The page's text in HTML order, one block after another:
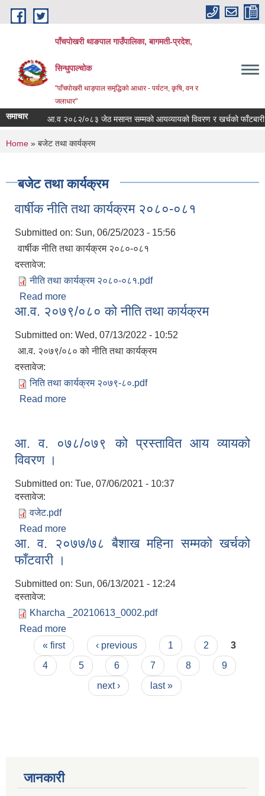
Skip to main content
पाँचपोखरी थाङपाल गाउँपालिका, बागमती-प्रदेश,
सिन्धुपाल्चोक
"पाँचपोखरी थाङ्पाल समृद्धिको आधार - पर्यटन, कृषि, वन र
जलाधार"
समाचार आ.व २०८२/०८३ जेठ मसान्त सम्मको आयव्यायको विवरण र खर्चको फाँटबारी ।
You are here
Home » बजेट तथा कार्यक्रम
बजेट तथा कार्यक्रम
वार्षीक नीति तथा कार्यक्रम २०८०-०८१
Submitted on: Sun, 06/25/2023 - 15:56
वार्षीक नीति तथा कार्यक्रम २०८०-०८१
दस्तावेज:
नीति तथा कार्यक्रम २०८०-०८१.pdf
Read more
आ.व. २०७९/०८० को नीति तथा कार्यक्रम
Submitted on: Wed, 07/13/2022 - 10:52
आ.व. २०७९/०८० को नीति तथा कार्यक्रम
दस्तावेज:
निति तथा कार्यक्रम २०७९-८०.pdf
Read more
आ. व. ०७८/०७९ को प्रस्तावित आय व्यायको
विवरण ।
Submitted on: Tue, 07/06/2021 - 10:37
दस्तावेज:
वजेट.pdf
Read more
।
आ‍. व. २०७७/७८ बैशाख महिना सम्मको खर्चको
फाँटवारी ।
Submitted on: Sun, 06/13/2021 - 12:24
दस्तावेज:
Kharcha _20210613_0002.pdf
Read more
फाँटवारी ।
Pages
« first ‹ previous 1 2
3
4
5 6 7 8
9
next ›
last »
जानकारी